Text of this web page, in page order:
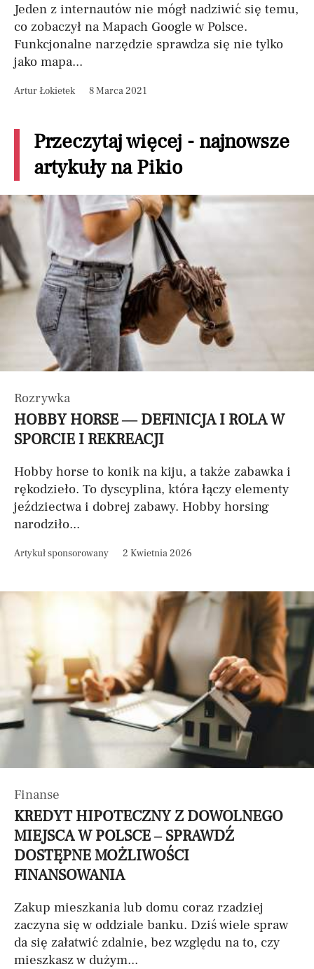
Jeden z internautów nie mógł nadziwić się temu,
co zobaczył na Mapach Google w Polsce.
Funkcjonalne narzędzie sprawdza się nie tylko
jako mapa...
Artur Łokietek 8 Marca 2021
Przeczytaj więcej - najnowsze
artykuły na Pikio
Rozrywka
HOBBY HORSE — DEFINICJA I ROLA W
SPORCIE I REKREACJI
Hobby horse to konik na kiju, a także zabawka i
rękodzieło. To dyscyplina, która łączy elementy
jeździectwa i dobrej zabawy. Hobby horsing
narodziło...
Artykuł sponsorowany 2 Kwietnia 2026
Finanse
KREDYT HIPOTECZNY Z DOWOLNEGO
MIEJSCA W POLSCE – SPRAWDŹ
DOSTĘPNE MOŻLIWOŚCI
FINANSOWANIA
Zakup mieszkania lub domu coraz rzadziej
zaczyna się w oddziale banku. Dziś wiele spraw
da się załatwić zdalnie, bez względu na to, czy
mieszkasz w dużym...